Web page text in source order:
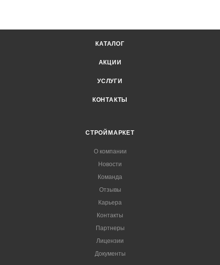
КАТАЛОГ
АКЦИИ
УСЛУГИ
КОНТАКТЫ
СТРОЙМАРКЕТ
О компании
Новости
Команда
Отзывы
Карьера
Контакты
Партнеры
Лицензии
Документы